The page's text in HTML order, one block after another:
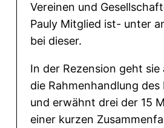
Vereinen und
Pauly Mitglied ist- unter
bei dieser.
In der Rezension geht
die Rahmenhandlung des
und erwähnt drei der 15
einer kurzen